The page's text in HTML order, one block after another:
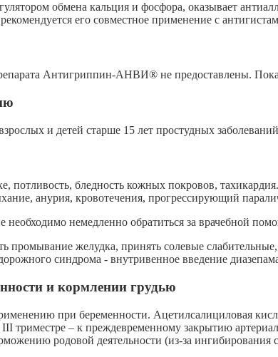
обмена кальция и фосфора, оказывает
его совместное применение с
Антигриппин-АНВИ® не предоставлены.
и детей старше 15 лет простудных
потливость, бледность кожных покровов,
анурия, кровотечения, прогрессирующий
необходимо немедленно обратиться за врачебной
промывание желудка, принять солевые
синдрома - внутривенное введение
и кормлении грудью
при беременности. Ацетилсалициловая
триместре – к преждевременному закрытию
родовой деятельности (из-за ингибирования